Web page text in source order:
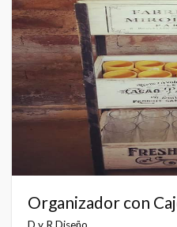
Organizador con
D y R Diseño